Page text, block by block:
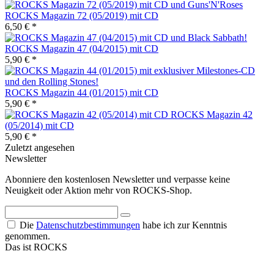
ROCKS Magazin 72 (05/2019) mit CD
6,50 € *
ROCKS Magazin 47 (04/2015) mit CD
5,90 € *
ROCKS Magazin 44 (01/2015) mit CD
5,90 € *
ROCKS Magazin 42
(05/2014) mit CD
5,90 € *
Zuletzt angesehen
Newsletter
Abonniere den kostenlosen Newsletter und verpasse keine
Neuigkeit oder Aktion mehr von ROCKS-Shop.
Die Datenschutzbestimmungen habe ich zur Kenntnis
genommen.
Das ist ROCKS